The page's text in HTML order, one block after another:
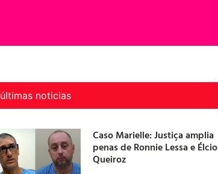
últimas noticias
Caso Marielle: Justiça amplia
penas de Ronnie Lessa e Élcio
Queiroz